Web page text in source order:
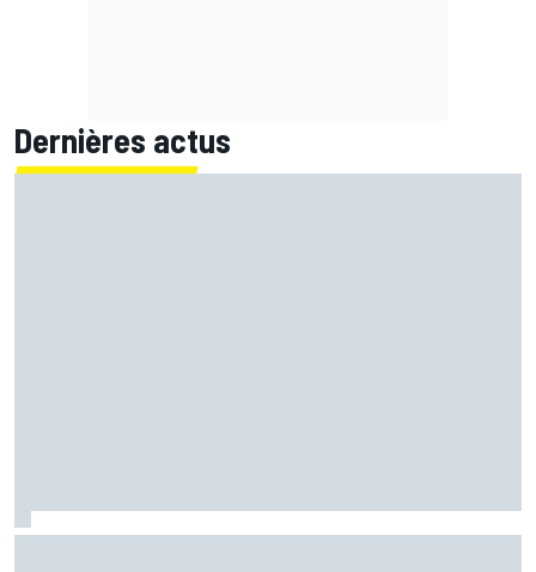
Dernières actus